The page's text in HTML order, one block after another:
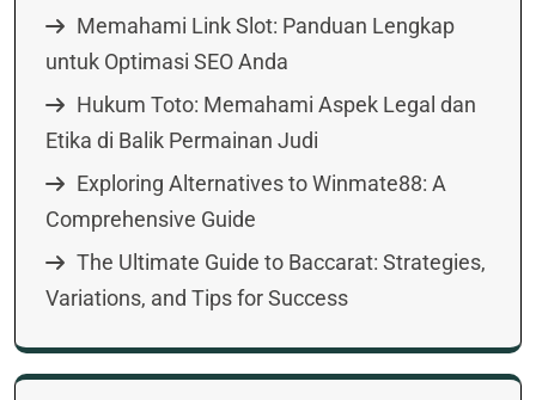
Memahami Link Slot: Panduan Lengkap
untuk Optimasi SEO Anda
Hukum Toto: Memahami Aspek Legal dan
Etika di Balik Permainan Judi
Exploring Alternatives to Winmate88: A
Comprehensive Guide
The Ultimate Guide to Baccarat: Strategies,
Variations, and Tips for Success